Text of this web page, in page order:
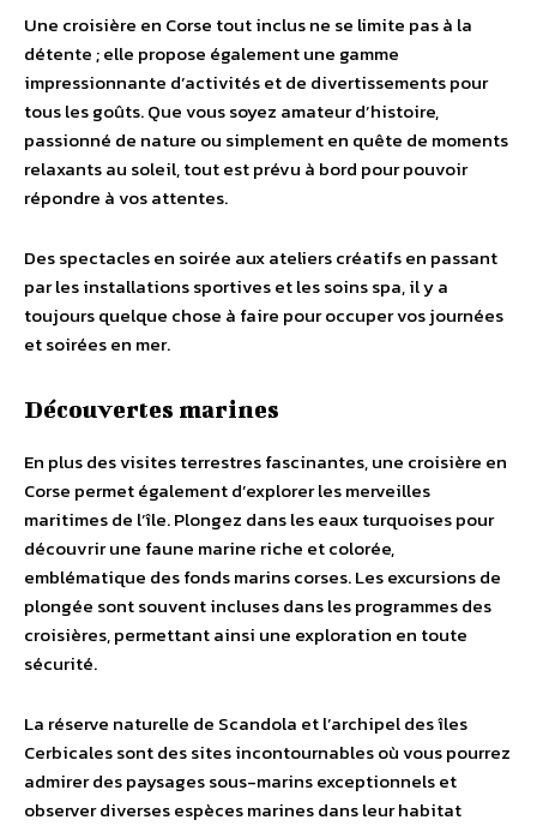
Une croisière en Corse tout inclus ne se limite pas à la
détente ; elle propose également une gamme
impressionnante d’activités et de divertissements pour
tous les goûts. Que vous soyez amateur d’histoire,
passionné de nature ou simplement en quête de moments
relaxants au soleil, tout est prévu à bord pour pouvoir
répondre à vos attentes.
Des spectacles en soirée aux ateliers créatifs en passant
par les installations sportives et les soins spa, il y a
toujours quelque chose à faire pour occuper vos journées
et soirées en mer.
Découvertes marines
En plus des visites terrestres fascinantes, une croisière en
Corse permet également d’explorer les merveilles
maritimes de l’île. Plongez dans les eaux turquoises pour
découvrir une faune marine riche et colorée,
emblématique des fonds marins corses. Les excursions de
plongée sont souvent incluses dans les programmes des
croisières, permettant ainsi une exploration en toute
sécurité.
La réserve naturelle de Scandola et l’archipel des îles
Cerbicales sont des sites incontournables où vous pourrez
admirer des paysages sous-marins exceptionnels et
observer diverses espèces marines dans leur habitat